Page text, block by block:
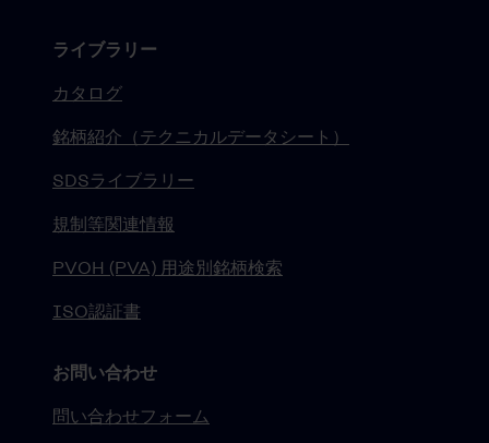
ライブラリー
カタログ
銘柄紹介（テクニカルデータシート）
SDSライブラリー
規制等関連情報
PVOH (PVA) 用途別銘柄検索
ISO認証書
お問い合わせ
問い合わせフォーム